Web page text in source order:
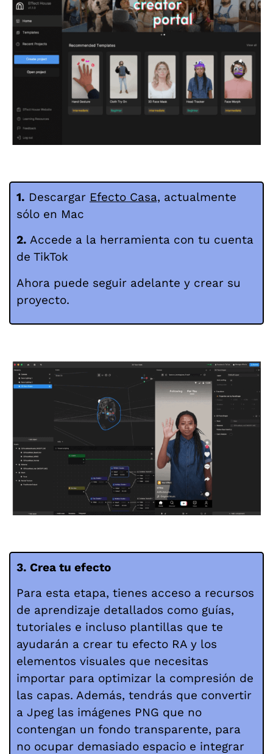
1. Descargar Efecto Casa, actualmente
sólo en Mac
2. Accede a la herramienta con tu cuenta
de TikTok
Ahora puede seguir adelante y crear su
proyecto.
3. Crea tu efecto
Para esta etapa, tienes acceso a recursos
de aprendizaje detallados como guías,
tutoriales e incluso plantillas que te
ayudarán a crear tu efecto RA y los
elementos visuales que necesitas
importar para optimizar la compresión de
las capas. Además, tendrás que convertir
a Jpeg las imágenes PNG que no
contengan un fondo transparente, para
no ocupar demasiado espacio e integrar